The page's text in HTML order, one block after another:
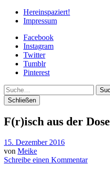
Hereinspaziert!
Impressum
Facebook
Instagram
Twitter
Tumblr
Pinterest
Suche
Schließen
F(r)isch aus der Dose
15. Dezember 2016
von Meike
Schreibe einen Kommentar